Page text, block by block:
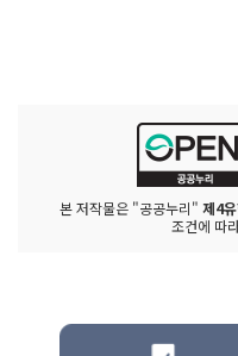
본 저작물은 "공공누리" 제4
조건에 따